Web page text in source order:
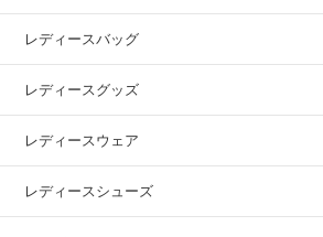
レディースバッグ
レディースグッズ
レディースウェア
レディースシューズ